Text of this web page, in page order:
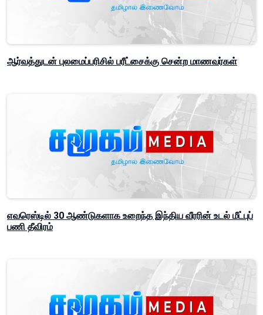
ஆர்வத்துடன் புலமைப்பரிசில் பரீட்சைக்கு சென்ற மாணவர்கள்
எவரெஸ்டில் 30 ஆண்டுகளாக உறைந்த இந்திய வீரரின் உடல் மீட்புப்
பணி தீவிரம்